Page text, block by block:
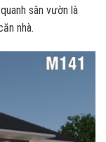
sân vườn là
nhà.